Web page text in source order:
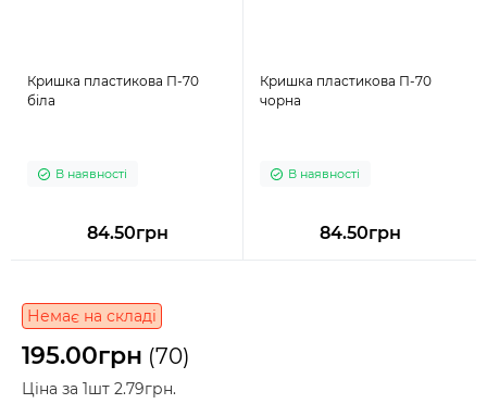
Кришка пластикова П-70
біла
В наявності
84.50грн
Кришка пластикова П-70
чорна
В наявності
84.50грн
Немає на складі
195.00грн (70)
Ціна за 1шт 2.79грн.